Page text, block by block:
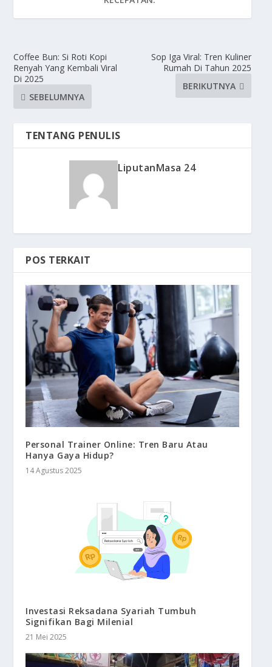
Coffee Bun: Si Roti Kopi
Renyah Yang Kembali Viral
Di 2025
SEBELUMNYA
Sop Iga Viral: Tren Kuliner
Rumah Di Tahun 2025
BERIKUTNYA
TENTANG PENULIS
LiputanMasa 24
POS TERKAIT
Personal Trainer Online: Tren Baru Atau
Hanya Gaya Hidup?
14 Agustus 2025
Investasi Reksadana Syariah Tumbuh
Signifikan Bagi Milenial
21 Mei 2025